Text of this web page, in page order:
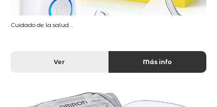
Cuidado de la salud...
Ver Más info